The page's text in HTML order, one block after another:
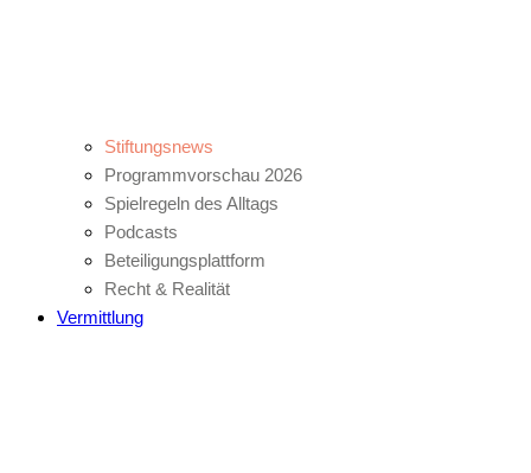
Stiftungsnews
Programmvorschau 2026
Spielregeln des Alltags
Podcasts
Beteiligungsplattform
Recht & Realität
Vermittlung